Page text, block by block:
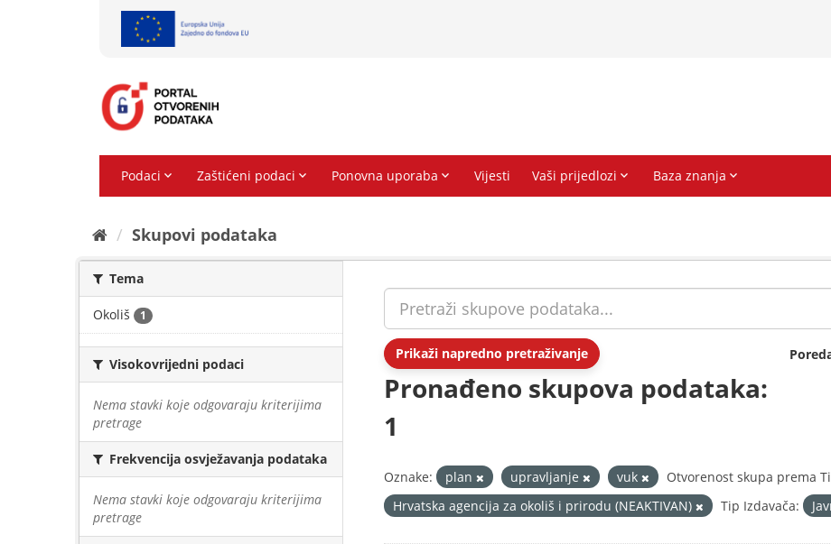
Skupovi podаtаkа
Tema
Okoliš 1
Visokovrijedni podaci
Nema stavki koje odgovaraju kriterijima
pretrage
Frekvencija osvježavanja podataka
Nema stavki koje odgovaraju kriterijima
pretrage
Prikaži napredno pretraživanje
Pronađeno skupova podataka:
1
Oznake: plan upravljanje vuk Otvorenost skupa prema
Hrvatska agencija za okoliš i prirodu (NEAKTIVAN)
Tip Izdavača: